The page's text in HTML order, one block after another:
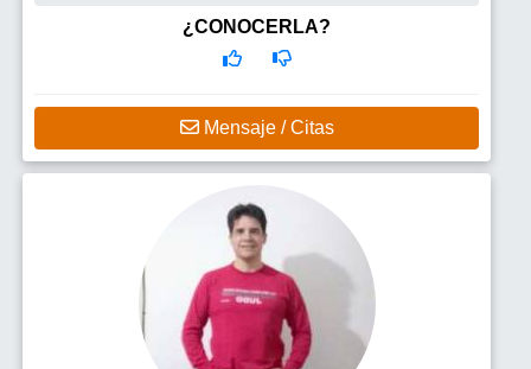
¿CONOCERLA?
Mensaje / Citas